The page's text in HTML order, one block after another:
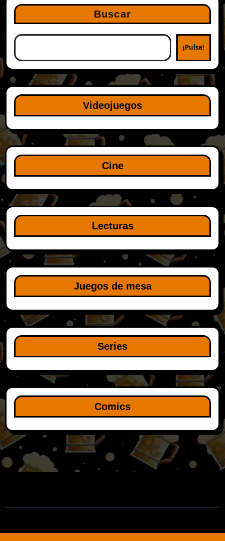
Buscar
¡Pulsa!
Videojuegos
Cine
Lecturas
Juegos de mesa
Series
Comics